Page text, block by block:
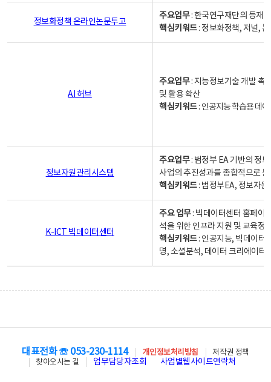
정보화정책 온라인논문투고
주요업무: 한국연구재단의 등재
핵심키워드: 정보화정책, 저널,
AI 허브
주요업무: 지능정보기술 개발 촉
및 활용 확산
핵심키워드: 인공지능 학습용 데
정보자원관리시스템
주요업무: 범정부 EA 기반의 정
사업의 추진성과를 종합적으로
핵심키워드: 범정부EA, 정보자
K-ICT 빅데이터센터
주요 업무: 빅데이터센터 홈페이
석을 위한 인프라 지원 및 교육정
핵심키워드: 인공지능, 빅데이터,
명, 소셜분석, 데이터 크리에이터
대표전화 ☏ 053-230-1114 개인정보처리방침
저작권 정책
찾아오시는 길
업무담당자조회 사업별웹사이트연락처